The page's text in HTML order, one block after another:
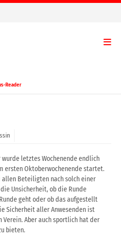
Reader
wurde letztes Wochenende endlich
ersten Oktoberwochenende startet.
Beteiligten nach solch einer
Unsicherheit, ob die Runde
geht oder ob das aufgestellt
Sicherheit aller Anwesenden ist
Aber auch sportlich hat der
bieten.